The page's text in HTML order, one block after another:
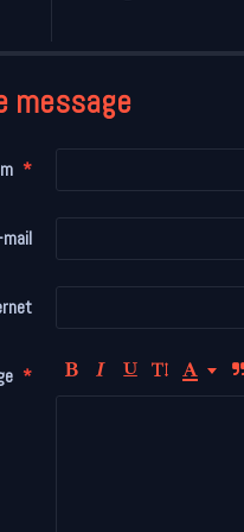
message
mail